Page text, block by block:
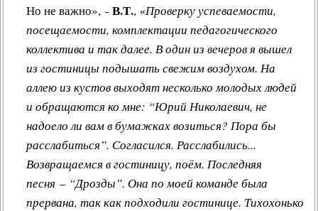
Но не важно», - В.Т., «Проверку успеваемости,
посещаемости, комплектации педагогического
коллектива и так далее. В один из вечеров я вышел
из гостиницы подышать свежим воздухом. На
аллею из кустов выходят несколько молодых людей
и обращаются ко мне: “Юрий Николаевич, не
надоело ли вам в бумажках возиться? Пора бы
расслабиться”. Согласился. Расслабились...
Возвращаемся в гостиницу, поём. Последняя
песня – “Дрозды”. Она по моей команде была
прервана, так как подходили гостинице. Тихохонько